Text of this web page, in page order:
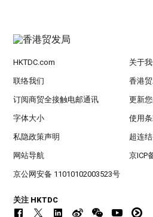
HKTDC.com 关于
联络我们 香港
订阅商贸全接触电邮通讯 更新
字体大小 使用
私隐政策声明 超连
网站导航 京ICP
京公网安备 11010102003523号
关注 HKTDC